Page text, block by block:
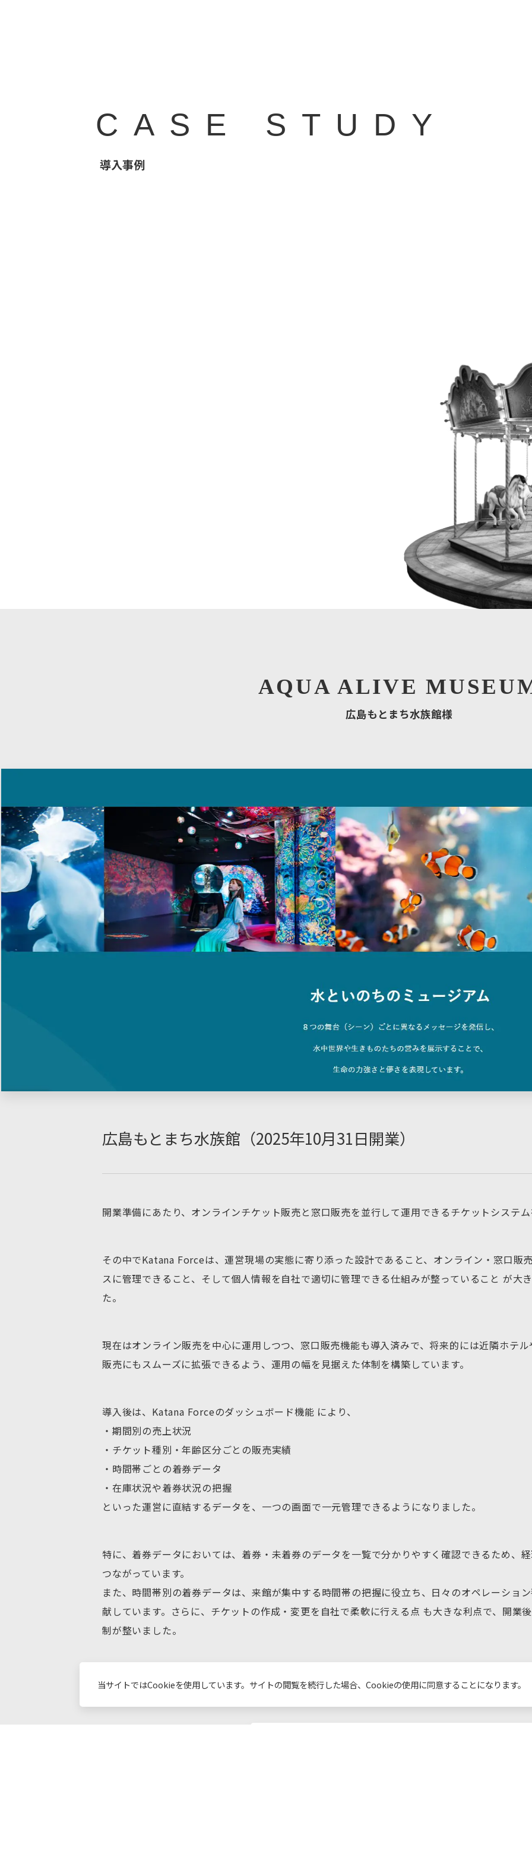
CASE STUDY
導入事例
AQUA ALIVE
広島もとまち水族館様
広島もとまち水族館（2025年10月31日開業）
開業準備にあたり、オンラインチケット販売と窓口販売を並行して運用できるチケットシステ
その中でKatana Forceは、運営現場の実態に寄り添った設計であること、オンライン・窓口販
スに管理できること、そして個人情報を自社で適切に管理できる仕組みが整っていること が大
た。
現在はオンライン販売を中心に運用しつつ、窓口販売機能も導入済みで、将来的には近隣ホテ
販売にもスムーズに拡張できるよう、運用の幅を見据えた体制を構築しています。
導入後は、Katana Forceのダッシュボード機能 により、
・期間別の売上状況
・チケット種別・年齢区分ごとの販売実績
・時間帯ごとの着券データ
・在庫状況や着券状況の把握
といった運営に直結するデータを、一つの画面で一元管理できるようになりました。
特に、着券データにおいては、着券・未着券のデータを一覧で分かりやすく確認できるため、
つながっています。
また、時間帯別の着券データは、来館が集中する時間帯の把握に役立ち、日々のオペレーショ
献しています。さらに、チケットの作成・変更を自社で柔軟に行える点 も大きな利点で、開業
制が整いました。
導入時のサポートも丁寧で、不明点があればすぐに相談できたことが、スムーズな立ち上げに
当サイトではCookieを使用しています。サイトの閲覧を続行した場合、Cookieの使用に同意することになります。